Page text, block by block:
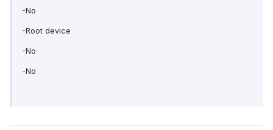
-No
-Root device
-No
-No